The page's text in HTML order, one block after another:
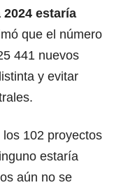
estaría
que el número
441 nuevos
y evitar
102 proyectos
estaría
aún no se